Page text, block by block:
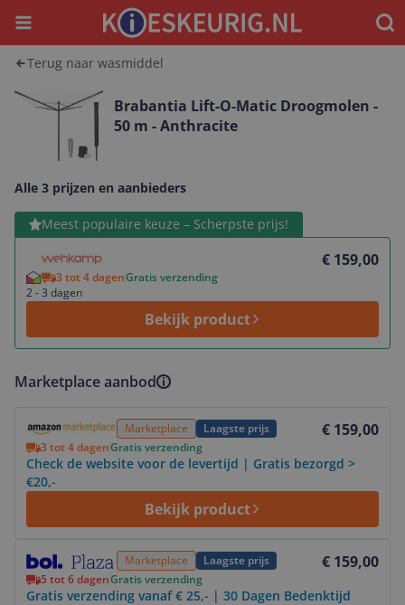
Menu
Terug naar wasmiddel
Brabantia Lift-O-Matic Droogmolen -
50 m - Anthracite
Alle 3 prijzen en aanbieders
Meest populaire keuze – Scherpste prijs!
€ 159,00
3 tot 4 dagenGratis verzending
2 - 3 dagen
Bekijk product
Bekijk product
Marketplace aanbod
Marketplace Laagste prijs € 159,00
3 tot 4 dagenGratis verzending
Check de website voor de levertijd | Gratis bezorgd >
€20,-
Bekijk product
Marketplace Laagste prijs € 159,00
5 tot 6 dagenGratis verzending
Gratis verzending vanaf € 25,- | 30 Dagen Bedenktijd